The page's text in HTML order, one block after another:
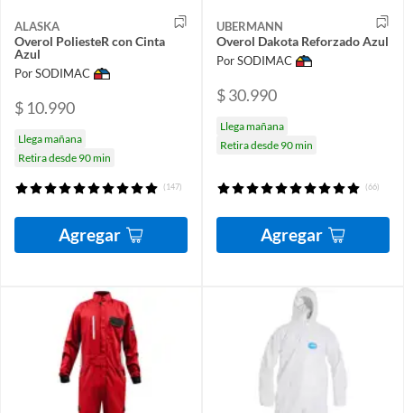
ALASKA
Overol PoliesteR con Cinta
Azul
Por SODIMAC
$ 10.990
Llega mañana
Retira desde 90 min
(147)
Agregar
UBERMANN
Overol Dakota Reforzado Azul
Por SODIMAC
$ 30.990
Llega mañana
Retira desde 90 min
(66)
Agregar